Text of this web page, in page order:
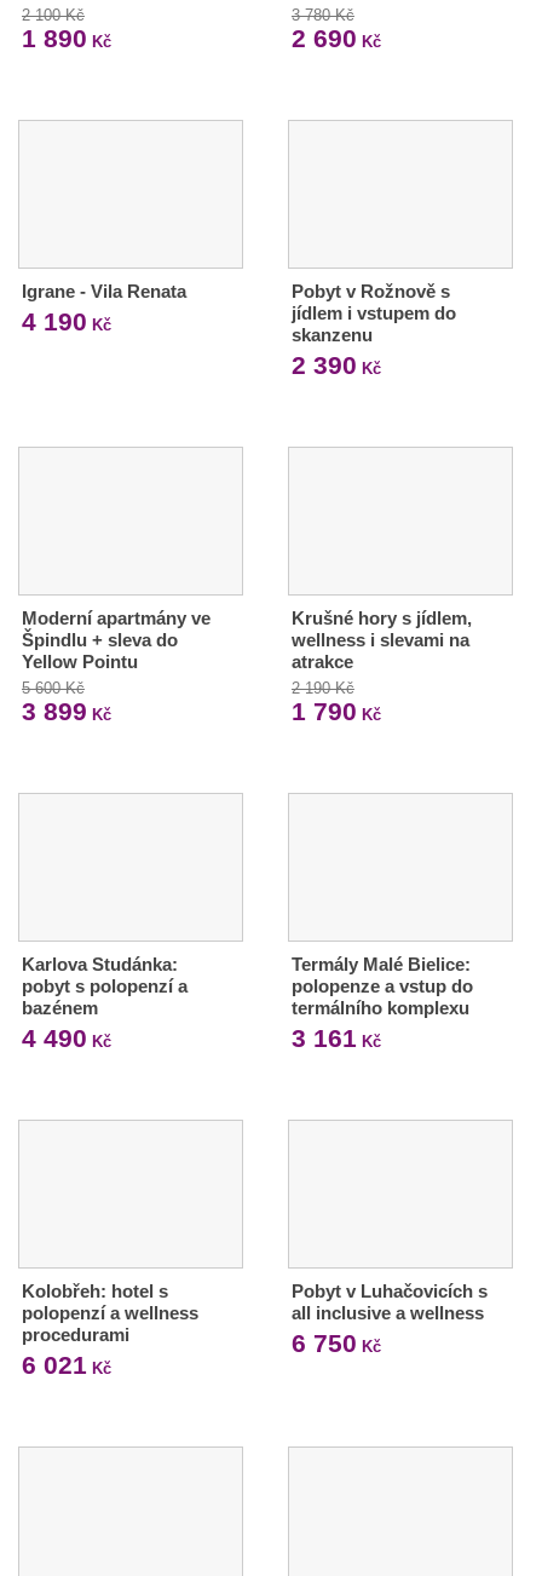
2 100 Kč
1 890 Kč
3 780 Kč
2 690 Kč
Igrane - Vila Renata
4 190 Kč
Pobyt v Rožnově s
jídlem i vstupem do
skanzenu
2 390 Kč
Moderní apartmány ve
Špindlu + sleva do
Yellow Pointu
5 600 Kč
3 899 Kč
Krušné hory s jídlem,
wellness i slevami na
atrakce
2 190 Kč
1 790 Kč
Karlova Studánka:
pobyt s polopenzí a
bazénem
4 490 Kč
Termály Malé Bielice:
polopenze a vstup do
termálního komplexu
3 161 Kč
Kolobřeh: hotel s
polopenzí a wellness
procedurami
6 021 Kč
Pobyt v Luhačovicích s
all inclusive a wellness
6 750 Kč